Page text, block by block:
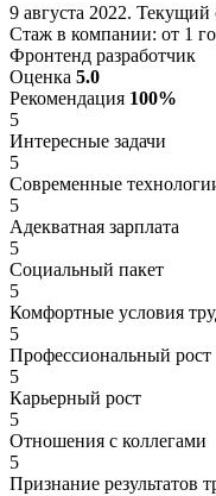
9 августа 2022. Текущий
Стаж в компании: от 1
Фронтенд разработчик
Оценка 5.0
Рекомендация 100%
5
Интересные задачи
5
Современные
5
Адекватная зарплата
5
Социальный пакет
5
Комфортные условия
5
Профессиональный рост
5
Карьерный рост
5
Отношения с коллегами
5
Признание результатов